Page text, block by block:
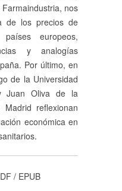
nos
de los precios de
europeos,
y analogías
Por último, en
de la Universidad
Juan Oliva de la
reflexionan
económica en
/ EPUB